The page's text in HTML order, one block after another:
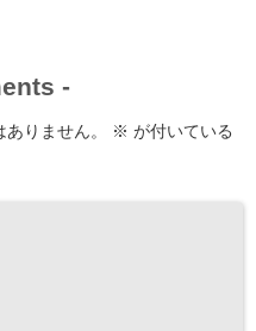
-
りません。 ※ が付いている